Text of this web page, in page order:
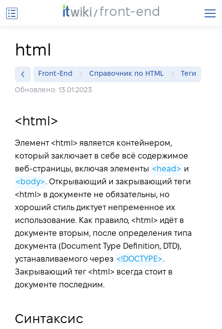
front-end
html
Front-End Справочник по HTML Теги
Обновлено: 13.01.2023
<html>
Элемент <html> является контейнером,
который заключает в себе всё содержимое
веб-страницы, включая элементы <head> и
<body> . Открывающий и закрывающий теги
<html> в документе не обязательны, но
хороший стиль диктует непременное их
использование. Как правило, <html> идёт в
документе вторым, после определения типа
документа (Document Type Definition, DTD),
устанавливаемого через <!DOCTYPE> .
Закрывающий тег <html> всегда стоит в
документе последним.
Синтаксис